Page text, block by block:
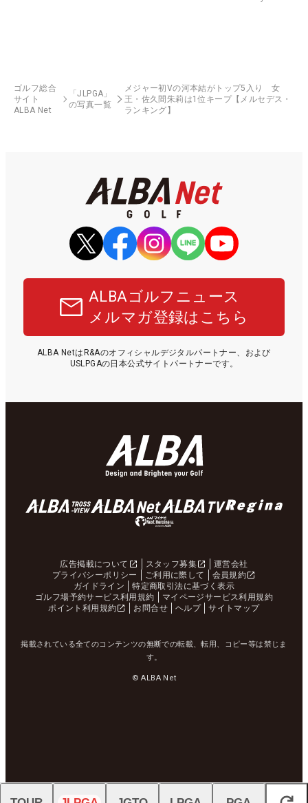
ゴルフ総合
サイト
ALBA Net
「JLPGA」
の写真一覧
メジャー初Vの河本結がトップ5入り 女
王・佐久間朱莉は1位キープ【メルセデス・
ランキング】
ALBAゴルフニュース
メルマガ登録はこちら
ALBA NetはR&Aのオフィシャルデジタルパートナー、および
USLPGAの日本公式サイトパートナーです。
広告掲載について スタッフ募集
運営会社
プライバシーポリシー
ご利用に際して
会員規約
ガイドライン
特定商取引法に基づく表示
ゴルフ場予約サービス利用規約
マイページサービス利用規約
ポイント利用規約
お問合せ ヘルプ サイトマップ
掲載されている全てのコンテンツの無断での転載、転用、コピー等は禁じま
す。
© ALBA Net